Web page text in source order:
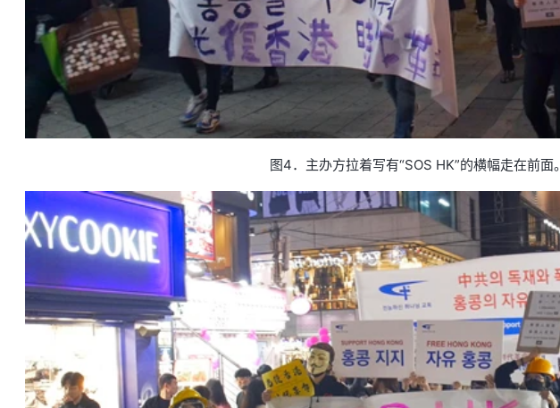
图4．主办方拉着写有“SOS HK”的横幅走在前面。